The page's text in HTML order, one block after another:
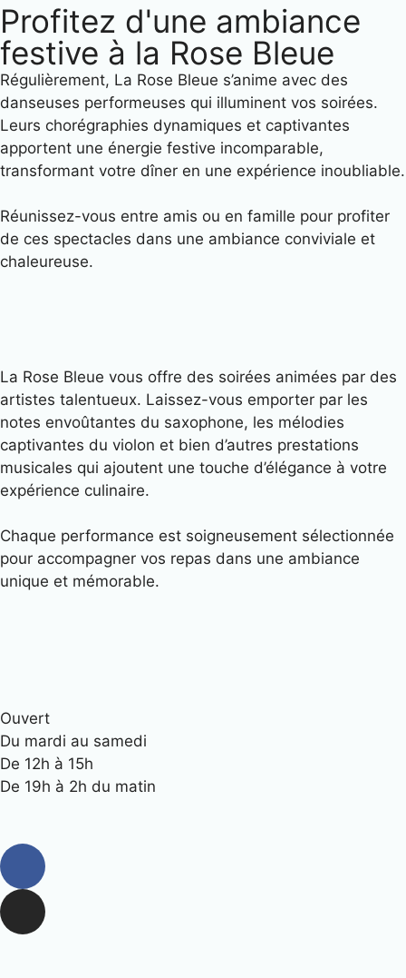
Profitez d'une ambiance
festive à la Rose Bleue
Régulièrement, La Rose Bleue s’anime avec des
danseuses performeuses qui illuminent vos soirées.
Leurs chorégraphies dynamiques et captivantes
apportent une énergie festive incomparable,
transformant votre dîner en une expérience inoubliable.
Réunissez-vous entre amis ou en famille pour profiter
de ces spectacles dans une ambiance conviviale et
chaleureuse.
La Rose Bleue vous offre des soirées animées par des
artistes talentueux. Laissez-vous emporter par les
notes envoûtantes du saxophone, les mélodies
captivantes du violon et bien d’autres prestations
musicales qui ajoutent une touche d’élégance à votre
expérience culinaire.
Chaque performance est soigneusement sélectionnée
pour accompagner vos repas dans une ambiance
unique et mémorable.
Ouvert
Du mardi au samedi
De 12h à 15h
De 19h à 2h du matin